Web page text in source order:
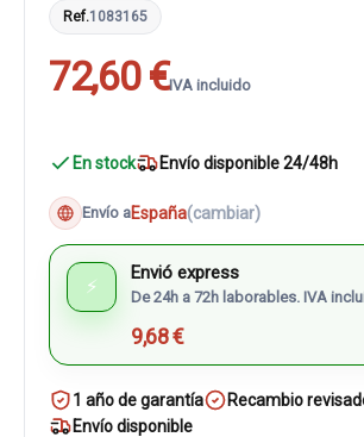
Ref.1083165
72,60 €IVA incluido
En stock Envío disponible 24/48h
Envío aEspaña(cambiar)
⚡
Envió express
De 24h a 72h laborables. IVA
9,68 €
1 año de garantía
Recambio
Envío disponible